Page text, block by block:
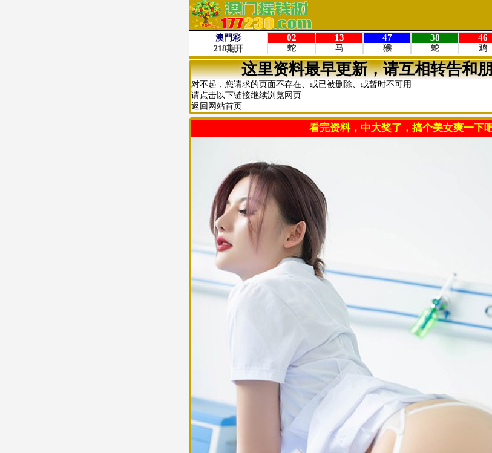
这里资料最早更新，请互相转告和
对不起，您请求的页面不存在、或已被删除、或暂时不可用
请点击以下链接继续浏览网页
返回网站首页
看完资料，中大奖了，搞个美女爽一下